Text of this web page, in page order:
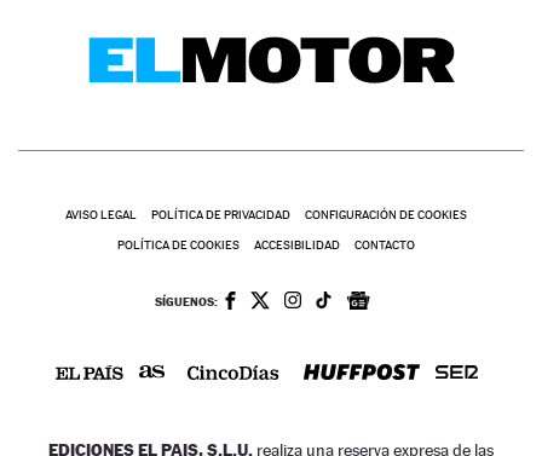
AVISO LEGAL POLÍTICA DE PRIVACIDAD CONFIGURACIÓN DE COOKIES
POLÍTICA DE COOKIES ACCESIBILIDAD CONTACTO
SÍGUENOS:
EDICIONES EL PAIS, S.L.U. realiza una reserva expresa de las